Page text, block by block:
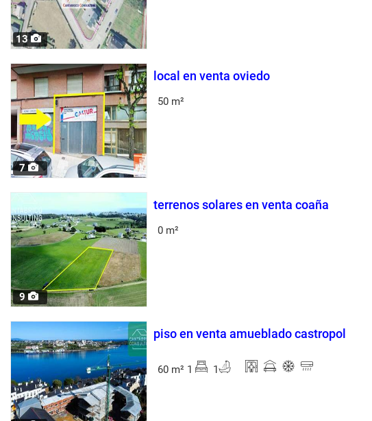
13
7
local en venta oviedo
50 m²
9
terrenos solares en venta coaña
0 m²
piso en venta amueblado castropol
60 m² 1 1